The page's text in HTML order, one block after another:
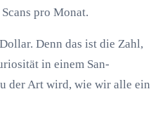
pro Monat.
Denn das ist die Zahl,
in einem San-
der Art wird, wie wir alle ein